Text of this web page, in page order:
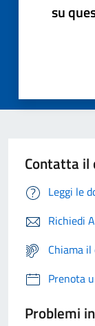
su
Contatta il
Leggi le
Richiedi
Chiama
Prenota
Problemi